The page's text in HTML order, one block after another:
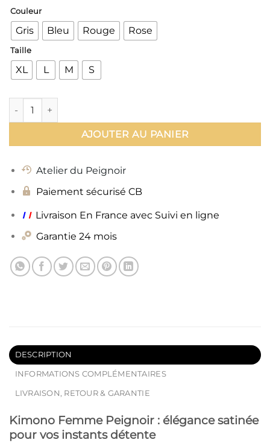
Couleur
Gris Bleu Rouge Rose
Taille
XL L M S
quantité de Kimono Femme Peignoir
AJOUTER AU PANIER
Atelier du Peignoir
Paiement sécurisé CB
ı ı Livraison En France avec Suivi en ligne
Garantie 24 mois
DESCRIPTION
INFORMATIONS COMPLÉMENTAIRES
LIVRAISON, RETOUR & GARANTIE
Kimono Femme Peignoir : élégance satinée
pour vos instants détente